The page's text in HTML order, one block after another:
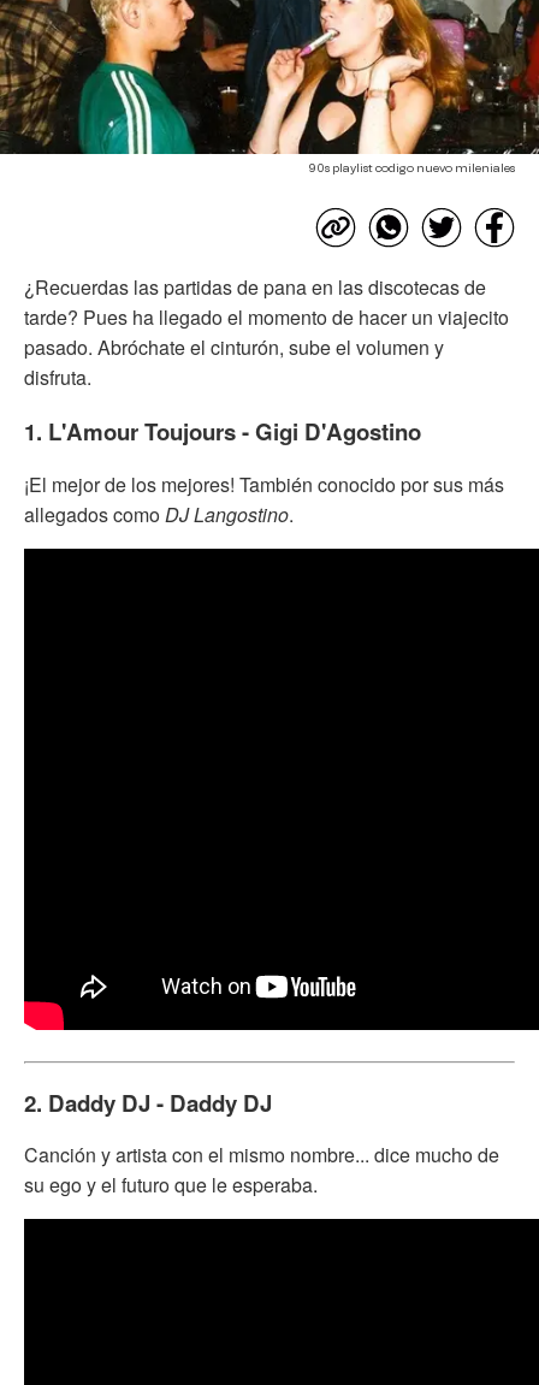
90s playlist codigo nuevo mileniales
¿Recuerdas las partidas de pana en las discotecas de
tarde? Pues ha llegado el momento de hacer un viajecito
pasado. Abróchate el cinturón, sube el volumen y
disfruta.
1. L'Amour Toujours - Gigi D'Agostino
¡El mejor de los mejores! También conocido por sus más
allegados comoDJ Langostino.
2. Daddy DJ - Daddy DJ
Canción y artista con el mismo nombre... dice mucho de
su ego y el futuro que le esperaba.